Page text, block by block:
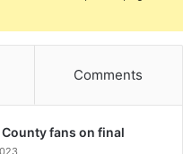
Comments
County fans on final